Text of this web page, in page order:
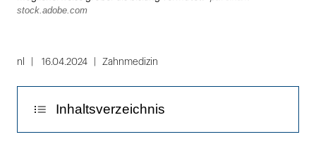
stock.adobe.com
nl 16.04.2024 Zahnmedizin
Inhaltsverzeichnis